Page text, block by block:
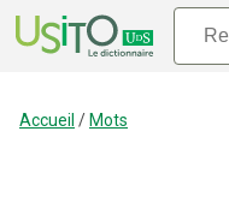
Accueil / Mots